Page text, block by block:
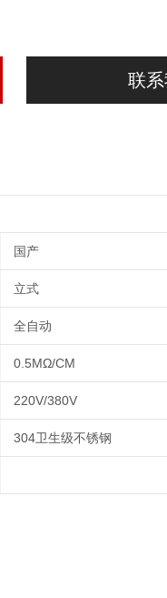
联
国产
立式
全自动
0.5MΩ/CM
220V/380V
304卫生级不锈钢